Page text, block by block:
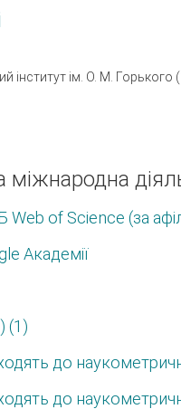
інститут ім. О. М. Горького
of Science (за
Академії
(1)
до
до